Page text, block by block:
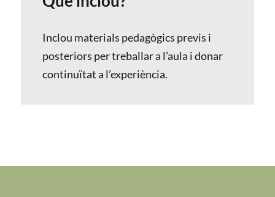
Inclou materials pedagògics previs i
posteriors per treballar a l’aula i donar
continuïtat a l’experiència.